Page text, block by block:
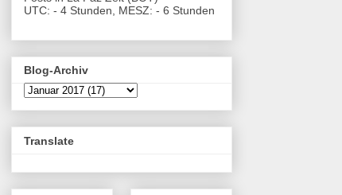
UTC: - 4 Stunden, MESZ: - 6 Stunden
Blog-Archiv
Translate